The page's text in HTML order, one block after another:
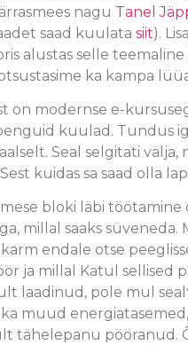
nagu Tanel
saad kuulata siit).
alustas selle
ka kampa
on modernse e-
kuulad. Tundus
Seal selgitati välja,
Sest kuidas sa saad olla
bloki läbi
millal saaks
endale otse
ja millal Katul sellised
laadinud, pole mul
muud
tähelepanu pööranud.